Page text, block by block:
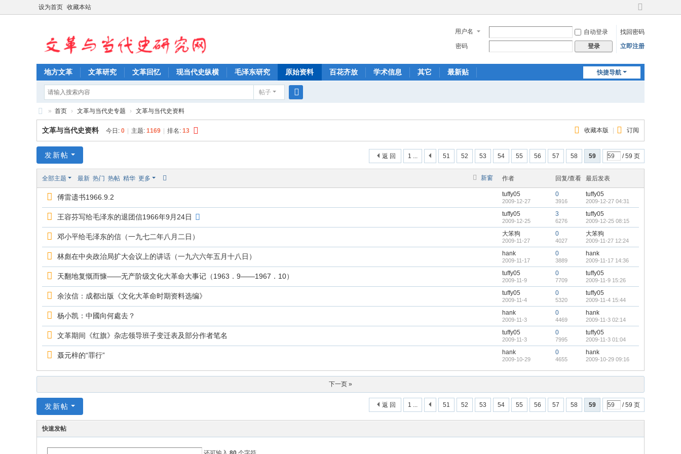
设为首页 收藏本站
切
到
宽
用户名 自动登录
找回密码
密码
登录 立即注册
快捷导航
地方文革 文革研究 文革回忆 现当代史纵横 毛泽东研究 原始资料 百花齐放 学术信息 其它 最新贴
帖子
索
革
当
究
» 首页 › 文革与当代史专题 › 文革与当代史资料
收藏本版 订阅
文革与当代史资料 今日: 0 主题: 1169 排名: 13
1 ... 51 52 53 54 55 56 57 58 59 / 59 页
返 回
发新帖
新窗
全部主题 最新 热门 热帖 精华 更多 作者 回复/查看 最后发表
傅雷遗书1966.9.2 tuffy05
2009-12-27
0
3916
tuffy05
2009-12-27 04:31
王容芬写给毛泽东的退团信1966年9月24日 tuffy05
2009-12-25
3
6276
tuffy05
2009-12-25 08:15
邓小平给毛泽东的信（一九七二年八月二日） 大笨狗
2009-11-27
0
4027
大笨狗
2009-11-27 12:24
林彪在中央政治局扩大会议上的讲话（一九六六年五月十八日） hank
2009-11-17
0
3889
hank
2009-11-17 14:36
天翻地复慨而慷——无产阶级文化大革命大事记（1963．9——1967．10） tuffy05
2009-11-9
0
7709
tuffy05
2009-11-9 15:26
余汝信：成都出版《文化大革命时期资料选编》 tuffy05
2009-11-4
0
5320
tuffy05
2009-11-4 15:44
杨小凯：中國向何處去？ hank
2009-11-3
0
4469
hank
2009-11-3 02:14
文革期间《红旗》杂志领导班子变迁表及部分作者笔名 tuffy05
2009-11-3
0
7995
tuffy05
2009-11-3 01:04
聂元梓的“罪行” hank
2009-10-29
0
4655
hank
2009-10-29 09:16
下一页 »
1 ... 51 52 53 54 55 56 57 58 59 / 59 页
返 回
发新帖
快速发帖